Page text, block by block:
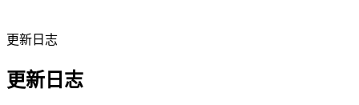
更新日志
更新日志